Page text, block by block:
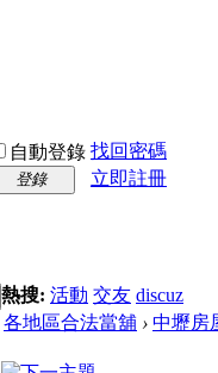
自動登錄 找回密碼
登錄
立即註冊
熱搜: 活動 交友 discuz
各地區合法當舖 › 中壢房